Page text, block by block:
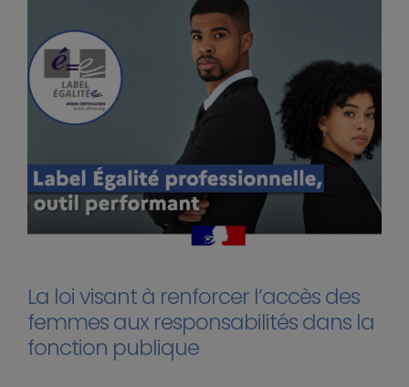
La loi visant à renforcer l’accès des
femmes aux responsabilités dans la
fonction publique